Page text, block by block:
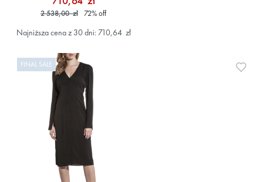
2 538,00 zł 72%off
Najniższa cena z 30 dni: 710,64 zł
FINAL SALE